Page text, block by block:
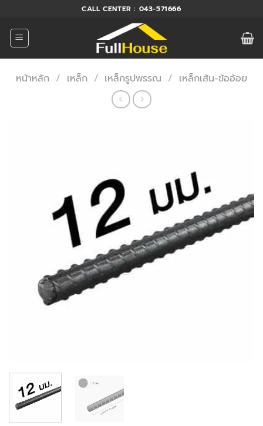
ยัง
เนื้อหา
CALL CENTER : 043-571666
หน้าหลัก / เหล็ก / เหล็กรูปพรรณ / เหล็กเส้น-ข้ออ้อย